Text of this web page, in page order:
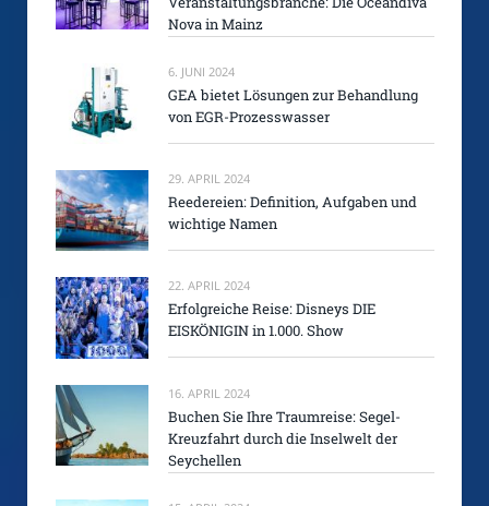
Nova in Mainz
6. JUNI 2024
GEA bietet Lösungen zur Behandlung
von EGR-Prozesswasser
29. APRIL 2024
Reedereien: Definition, Aufgaben und
wichtige Namen
22. APRIL 2024
Erfolgreiche Reise: Disneys DIE
EISKÖNIGIN in 1.000. Show
16. APRIL 2024
Buchen Sie Ihre Traumreise: Segel-
Kreuzfahrt durch die Inselwelt der
Seychellen